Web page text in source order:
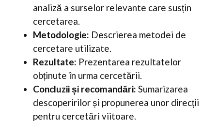
analiză a surselor relevante care susțin
cercetarea.
Metodologie: Descrierea metodei de
cercetare utilizate.
Rezultate: Prezentarea rezultatelor
obținute în urma cercetării.
Concluzii și recomandări: Sumarizarea
descoperirilor și propunerea unor direcții
pentru cercetări viitoare.